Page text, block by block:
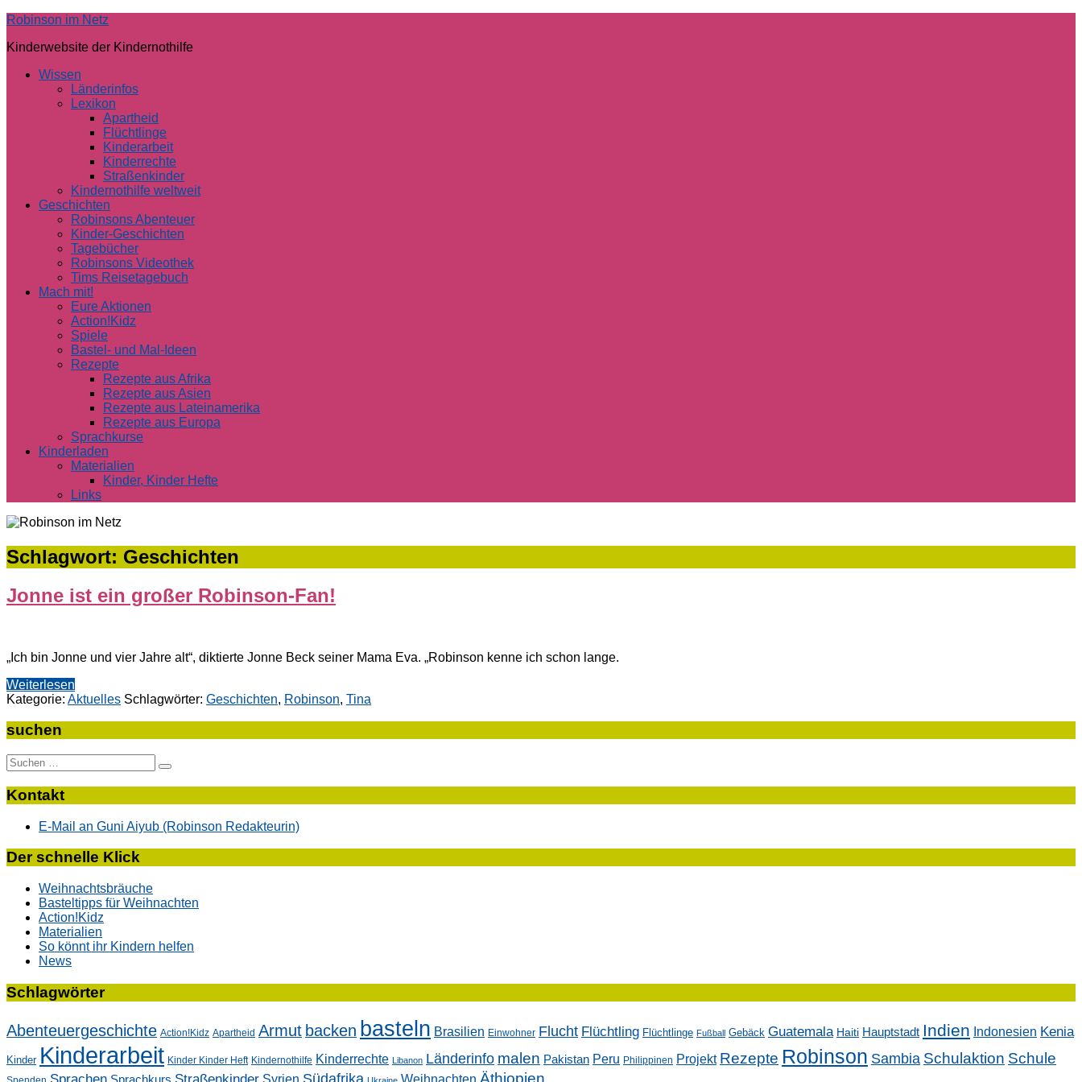
Skip
content
Robinson im Netz
Kinderwebsite der Kindernothilfe
Wissen
Länderinfos
Lexikon
Apartheid
Flüchtlinge
Kinderarbeit
Kinderrechte
Straßenkinder
Kindernothilfe weltweit
Geschichten
Robinsons Abenteuer
Kinder-Geschichten
Tagebücher
Robinsons Videothek
Tims Reisetagebuch
Mach mit!
Eure Aktionen
Action!Kidz
Spiele
Bastel- und Mal-Ideen
Rezepte
Rezepte aus Afrika
Rezepte aus Asien
Rezepte aus Lateinamerika
Rezepte aus Europa
Sprachkurse
Kinderladen
Materialien
Kinder, Kinder Hefte
Links
Schlagwort: Geschichten
Jonne ist ein großer Robinson-Fan!
„Ich bin Jonne und vier Jahre alt“, diktierte Jonne Beck seiner Mama Eva. „Robinson kenne ich schon lange.
Weiterlesen
Kategorie: Aktuelles Schlagwörter: Geschichten, Robinson, Tina
suchen
Suche
nach:
Kontakt
E-Mail an Guni Aiyub (Robinson Redakteurin)
Der schnelle Klick
Weihnachtsbräuche
Basteltipps für Weihnachten
Action!Kidz
Materialien
So könnt ihr Kindern helfen
News
Schlagwörter
Abenteuergeschichte Action!Kidz Apartheid Armut backen basteln Brasilien Einwohner Flucht Flüchtling Flüchtlinge Fußball Gebäck Guatemala Haiti Hauptstadt Indien Indonesien Kenia
Kinder Kinderarbeit Kinder Kinder Heft Kindernothilfe Kinderrechte Libanon Länderinfo malen Pakistan Peru Philippinen Projekt Rezepte Robinson Sambia Schulaktion Schule
Äthiopien